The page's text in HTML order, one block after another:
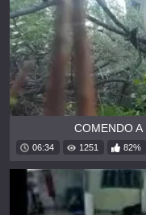
COMENDO
06:34 1251 82%